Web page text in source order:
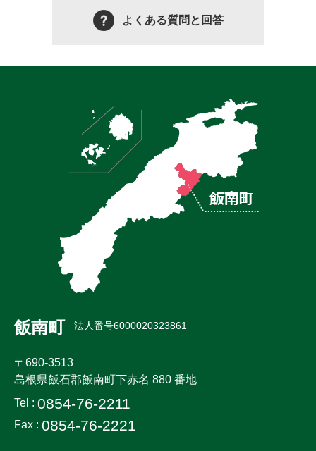
よくある質問と回答
飯南町 法人番号6000020323861
〒690-3513
島根県飯石郡飯南町下赤名 880 番地
Tel : 0854-76-2211
Fax : 0854-76-2221